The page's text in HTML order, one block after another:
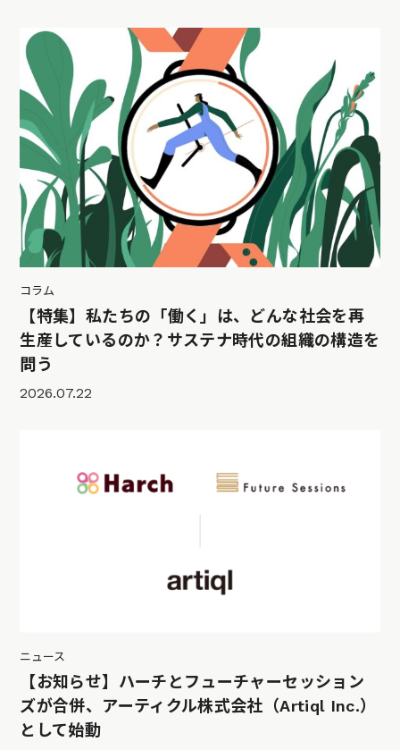
コラム
【特集】私たちの「働く」は、どんな社会を再
生産しているのか？サステナ時代の組織の構造を
問う
2026.07.22
ニュース
【お知らせ】ハーチとフューチャーセッション
ズが合併、アーティクル株式会社（Artiql Inc.）
として始動